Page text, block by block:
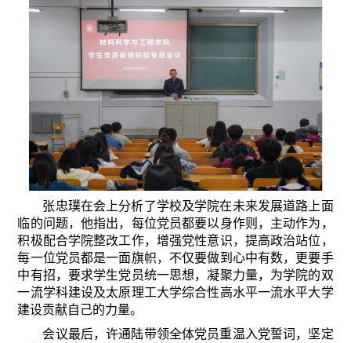
张忠璞在会上分析了学校及学院在未来发展道路上面
临的问题，他指出，每位党员都要以身作则，主动作为，
积极配合学院整改工作，增强党性意识，提高政治站位，
每一位党员都是一面旗帜，不仅要做到心中有数，更要手
中有招，要求学生党员统一思想，凝聚力量，为学院的双
一流学科建设及太原理工大学综合性高水平一流水平大学
建设贡献自己的力量。
会议最后，许通陆带领全体党员重温入党誓词，坚定